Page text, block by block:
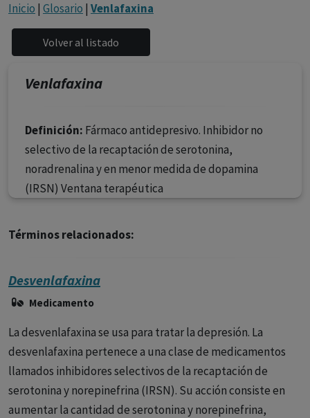
fármacos se facilita a título meramente informativo,
siendo responsabilidad de los profesionales
facultados prescribir medicamentos y decidir, en cada
caso concreto, el tratamiento más adecuado a las
Inicio | Glosario | Venlafaxina
Venlafaxina
Definición: Fármaco antidepresivo. Inhibidor no
selectivo de la recaptación de serotonina,
noradrenalina y en menor medida de dopamina
(IRSN) Ventana terapéutica
Términos relacionados:
Desvenlafaxina
Medicamento
La desvenlafaxina se usa para tratar la depresión. La
desvenlafaxina pertenece a una clase de medicamentos
llamados inhibidores selectivos de la recaptación de
serotonina y norepinefrina (IRSN). Su acción consiste en
aumentar la cantidad de serotonina y norepinefrina,